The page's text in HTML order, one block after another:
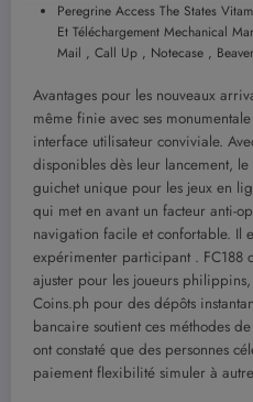
Peregrine Access The States
Et Téléchargement Mechanical
Mail , Call Up , Notecase ,
Avantages pour les nouveaux
même finie avec ses
interface utilisateur conviviale.
disponibles dès leur lancement,
guichet unique pour les jeux en
qui met en avant un facteur anti-
navigation facile et confortable. Il
expérimenter participant . FC188
ajuster pour les joueurs
Coins.ph pour des dépôts
bancaire soutient ces méthodes
ont constaté que des personnes
paiement flexibilité simuler à